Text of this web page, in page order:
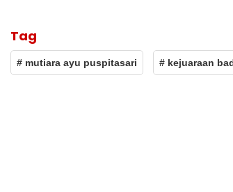
Tag
# mutiara ayu puspitasari # kejuaraan